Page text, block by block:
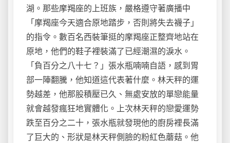
湖。那些摩羯座的上班族，嚴格遵守著廣播中
「摩羯座今天適合原地踏步，否則將失去襪子」
的指令。數百名西裝筆挺的摩羯座正整齊地站在
原地，他們的鞋子裡裝滿了已經潮濕的淚水。
「負百分之八十七？」張水瓶喃喃自語，感到胃
部一陣翻騰，他知道這代表著什麼。林天秤的運
勢越差，他那股積壓已久、無處安放的單戀能量
就會越發瘋狂地實體化。上次林天秤的戀愛運勢
跌至百分之二十，張水瓶就發現他的廚房裡長滿
了巨大的、形狀是林天秤側臉的粉紅色蘑菇。他